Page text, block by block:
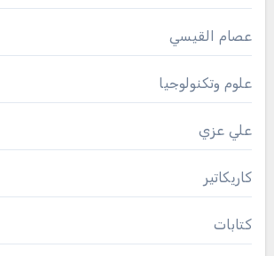
عصام القيسي
علوم وتكنولوجيا
علي عزي
كاريكاتير
كتابات